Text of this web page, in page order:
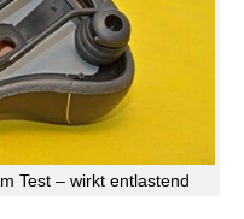
Test – wirkt entlastend